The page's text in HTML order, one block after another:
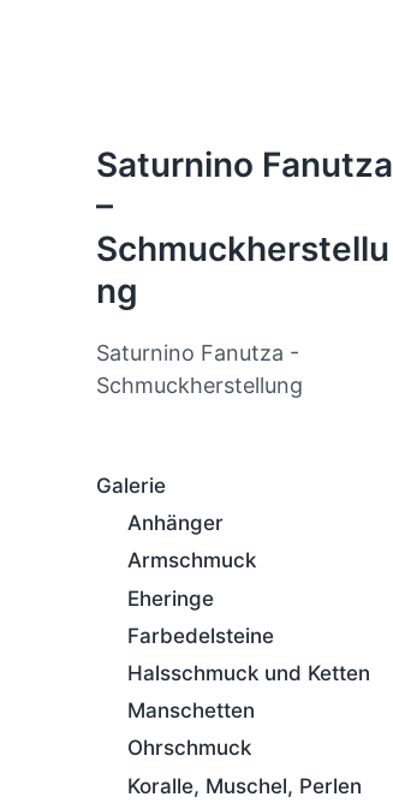
Saturnino Fanutza
–
Schmuckherstellu
ng
Saturnino Fanutza -
Schmuckherstellung
Galerie
Anhänger
Armschmuck
Eheringe
Farbedelsteine
Halsschmuck und Ketten
Manschetten
Ohrschmuck
Koralle, Muschel, Perlen